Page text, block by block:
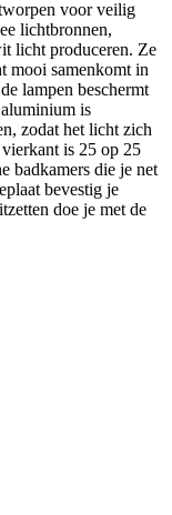
voor veilig
lichtbronnen,
licht produceren. Ze
mooi samenkomt in
lampen beschermt
is
zodat het licht zich
is 25 op 25
badkamers die je net
bevestig je
doe je met de